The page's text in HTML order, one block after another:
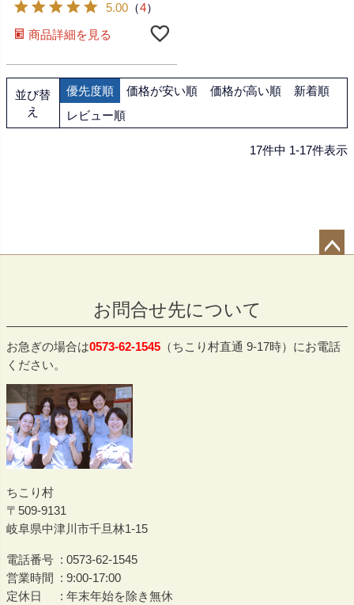
5.00 （4）
商品詳細を見る
並び替
え
優先度順 価格が安い順 価格が高い順
新着順
レビュー順
17件中 1-17件表示
へ
お問合せ先について
お急ぎの場合は0573-62-1545 （ちこり村直通 9-17時）にお電話
ください。
ちこり村
509-9131
岐阜県中津川市千旦林1-15
電話番号
0573-62-1545
営業時間
9:00-17:00
定休日
年末年始を除き無休